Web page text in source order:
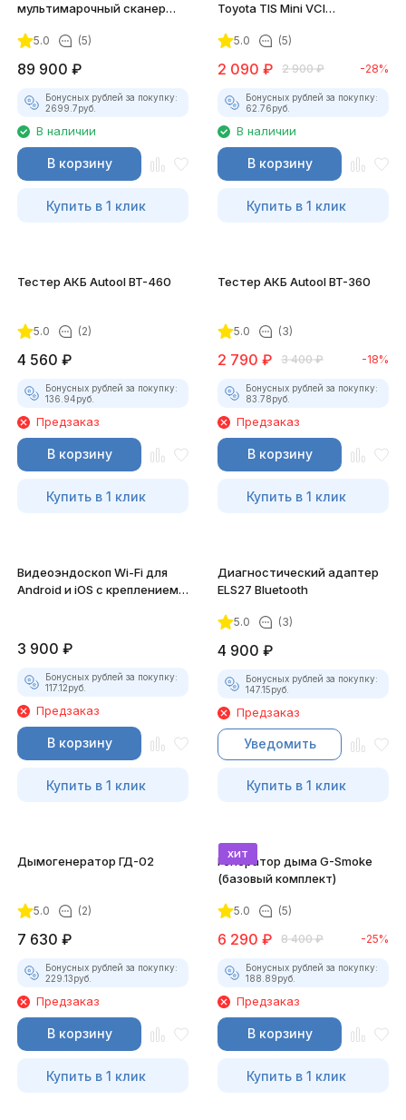
мультимарочный сканер
5.0 (5)
89 900 ₽
Бонусных рублей за покупку:
2699.7руб.
В наличии
В корзину
Купить в 1 клик
Toyota TIS Mini VCI
5.0 (5)
2 090 ₽ 2 900 ₽ -28%
Бонусных рублей за покупку:
62.76руб.
В наличии
В корзину
Купить в 1 клик
Тестер АКБ Autool BT-460
5.0 (2)
4 560 ₽
Бонусных рублей за покупку:
136.94руб.
Предзаказ
В корзину
Купить в 1 клик
Тестер АКБ Autool BT-360
5.0 (3)
2 790 ₽ 3 400 ₽ -18%
Бонусных рублей за покупку:
83.78руб.
Предзаказ
В корзину
Купить в 1 клик
Видеоэндоскоп Wi-Fi для
Android и iOS с креплением
3 900 ₽
Бонусных рублей за покупку:
117.12руб.
Предзаказ
В корзину
Купить в 1 клик
Диагностический адаптер
ELS27 Bluetooth
5.0 (3)
4 900 ₽
Бонусных рублей за покупку:
147.15руб.
Предзаказ
Уведомить
Купить в 1 клик
Дымогенератор ГД-02
5.0 (2)
7 630 ₽
Бонусных рублей за покупку:
229.13руб.
Предзаказ
В корзину
Купить в 1 клик
хит
Генератор дыма G-Smoke
(базовый комплект)
5.0 (5)
6 290 ₽ 8 400 ₽ -25%
Бонусных рублей за покупку:
188.89руб.
Предзаказ
В корзину
Купить в 1 клик